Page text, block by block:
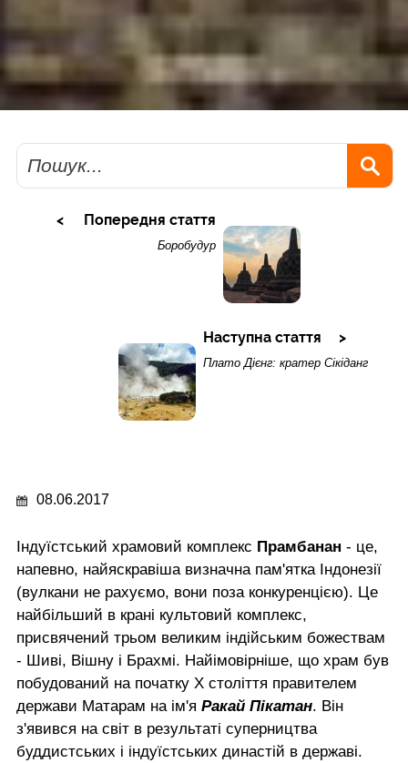
Пошук
Попередня стаття
Боробудур
Наступна стаття
Плато Дієнг: кратер Сікіданг
08.06.2017
Індуїстський храмовий комплекс Прамбанан - це,
напевно, найяскравіша визначна пам'ятка Індонезії
(вулкани не рахуємо, вони поза конкуренцією). Це
найбільший в крані культовий комплекс,
присвячений трьом великим індійським божествам
- Шиві, Вішну і Брахмі. Найімовірніше, що храм був
побудований на початку X століття правителем
держави Матарам на ім'я Ракай Пікатан. Він
з'явився на світ в результаті суперництва
буддистських і індуїстських династій в державі.